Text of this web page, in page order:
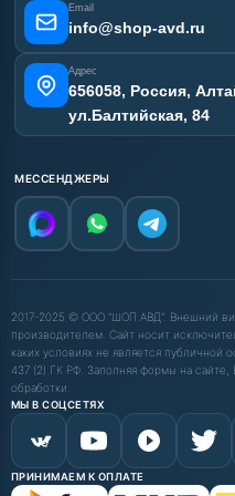
Email
info@shop-avd.ru
Адрес
656058, Россия,
ул.Балтийская, 84
МЕССЕНДЖЕРЫ
2017-2025 © ООО "ШОП АВД". Внешний
производителем. Сайт носит
каких условиях не является
437 (2) ГК РФ. Заполняя формы на
обработки.
МЫ В СОЦСЕТЯХ
ПРИНИМАЕМ К ОПЛАТЕ